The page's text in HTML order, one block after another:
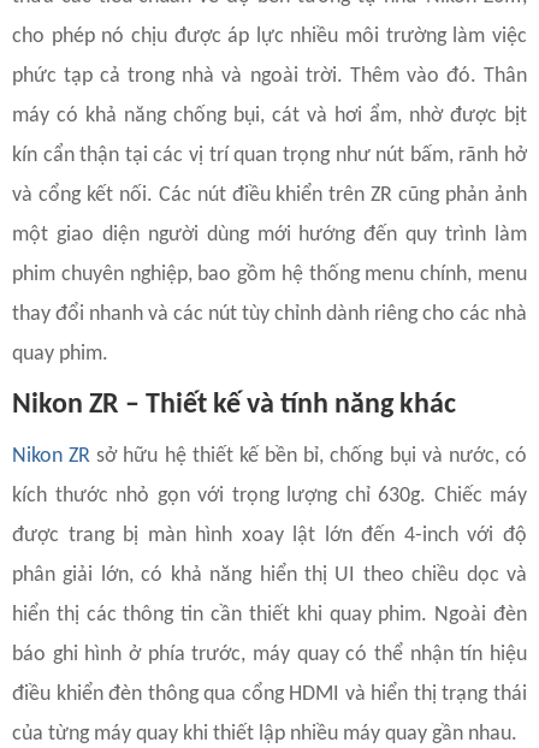
cho phép nó chịu được áp lực nhiều môi trường làm việc
phức tạp cả trong nhà và ngoài trời. Thêm vào đó. Thân
máy có khả năng chống bụi, cát và hơi ẩm, nhờ được bịt
kín cẩn thận tại các vị trí quan trọng như nút bấm, rãnh hở
và cổng kết nối. Các nút điều khiển trên ZR cũng phản ảnh
một giao diện người dùng mới hướng đến quy trình làm
phim chuyên nghiệp, bao gồm hệ thống menu chính, menu
thay đổi nhanh và các nút tùy chỉnh dành riêng cho các nhà
quay phim.
Nikon ZR – Thiết kế và tính năng khác
Nikon ZR sở hữu hệ thiết kế bền bỉ, chống bụi và nước, có
kích thước nhỏ gọn với trọng lượng chỉ 630g. Chiếc máy
được trang bị màn hình xoay lật lớn đến 4-inch với độ
phân giải lớn, có khả năng hiển thị UI theo chiều dọc và
hiển thị các thông tin cần thiết khi quay phim. Ngoài đèn
báo ghi hình ở phía trước, máy quay có thể nhận tín hiệu
điều khiển đèn thông qua cổng HDMI và hiển thị trạng thái
của từng máy quay khi thiết lập nhiều máy quay gần nhau.